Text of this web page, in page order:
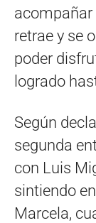
acompañar
retrae y se
poder
logrado
Según
segunda
con Luis
sintiendo
Marcela,